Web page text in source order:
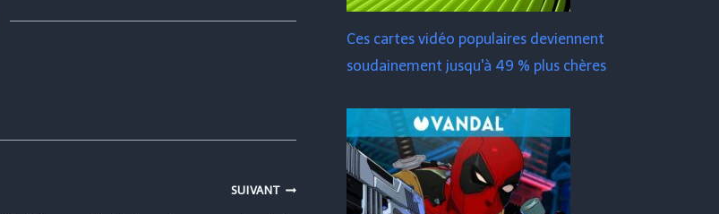
SUIVANT
Ces cartes vidéo populaires deviennent
soudainement jusqu'à 49 % plus chères